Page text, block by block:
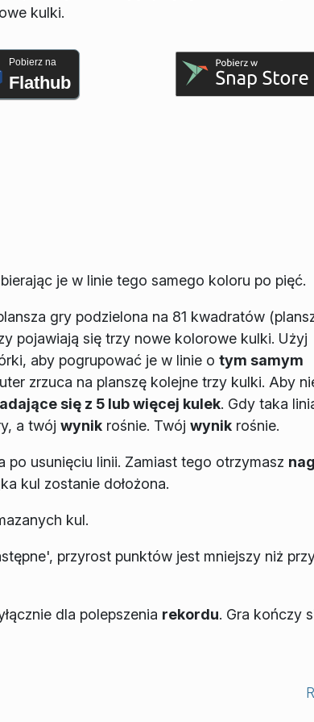
kulki.
Pobierz na
Flathub
je w linie tego samego koloru po pięć.
gry podzielona na 81 kwadratów
pojawiają się trzy nowe kolorowe kulki. Użyj
aby pogrupować je w linie o tym samym
zrzuca na planszę kolejne trzy kulki. Aby
się z 5 lub więcej kulek. Gdy taka
a twój wynikrośnie. Twój wynikrośnie.
usunięciu linii. Zamiast tego otrzymasz
kul zostanie dołożona.
kul.
przyrost punktów jest mniejszy niż
dla polepszenia rekordu. Gra kończy